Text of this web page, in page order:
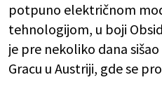
potpuno električnom
tehnologijom, u boji
je pre nekoliko dana
Gracu u Austriji, gde se